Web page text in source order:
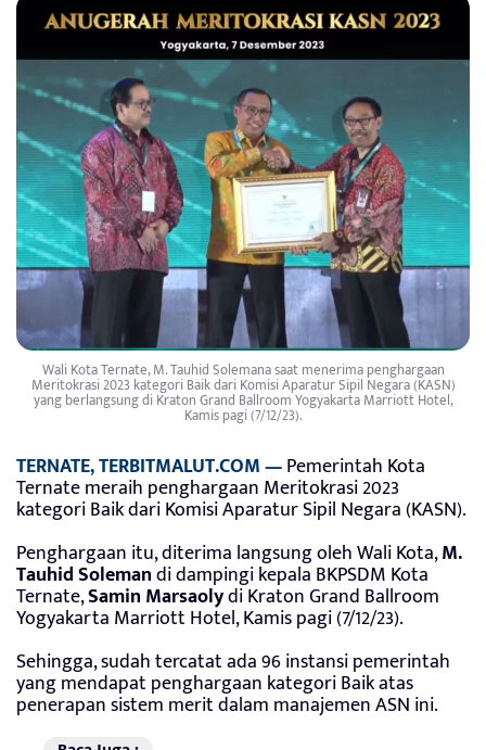
Wali Kota Ternate, M. Tauhid Solemana saat menerima penghargaan
Meritokrasi 2023 kategori Baik dari Komisi Aparatur Sipil Negara (KASN)
yang berlangsung di Kraton Grand Ballroom Yogyakarta Marriott Hotel,
Kamis pagi (7/12/23).
TERNATE, TERBITMALUT.COM —Pemerintah Kota
Ternate meraih penghargaan Meritokrasi 2023
kategori Baik dari Komisi Aparatur Sipil Negara (KASN).
Penghargaan itu, diterima langsung oleh Wali Kota,M.
Tauhid Solemandi dampingi kepala BKPSDM Kota
Ternate,Samin Marsaolydi Kraton Grand Ballroom
Yogyakarta Marriott Hotel, Kamis pagi (7/12/23).
Sehingga, sudah tercatat ada 96 instansi pemerintah
yang mendapat penghargaan kategori Baik atas
penerapan sistem merit dalam manajemen ASN ini.